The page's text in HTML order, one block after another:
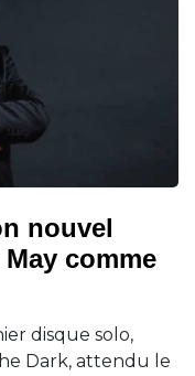
nouvel
comme
disque solo,
Dark, attendu le